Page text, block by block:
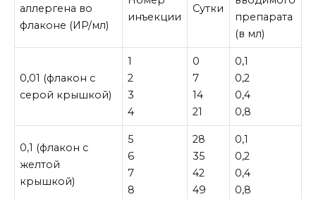
аллергена во
флаконе (ИP/мл)
инъекции
Сутки
препарата
(в мл)
0,01 (флакон с
серой крышкой)
1
2
3
4
0
7
14
21
0,1
0,2
0,4
0,8
0,1 (флакон с
желтой
крышкой)
5
6
7
8
28
35
42
49
0,1
0,2
0,4
0,8